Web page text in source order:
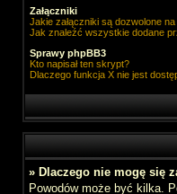
Załączniki
Jakie załączniki są dozwolone
Jak znaleźć wszystkie dodane
Sprawy phpBB3
Kto napisał ten skrypt?
Dlaczego funkcja X nie jest
» Dlaczego nie mogę się
Powodów może być kilka.